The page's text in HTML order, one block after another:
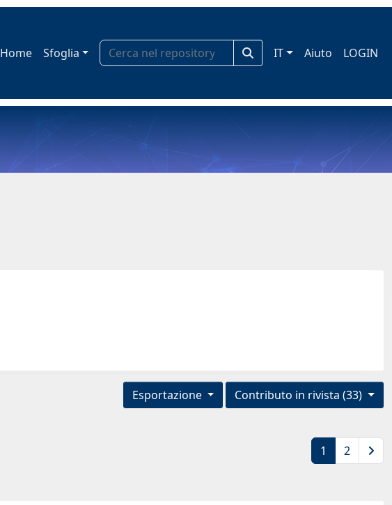
Home Sfoglia IT Aiuto LOGIN
Contributo in rivista (33)
Esportazione
1 2